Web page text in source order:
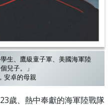
生、鷹級童子軍、美國海軍陸
兒子。」
安卓的母親
歲、熱中奉獻的海軍陸戰隊